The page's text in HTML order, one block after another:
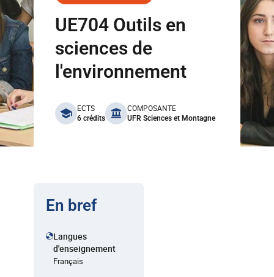
UE704 Outils en
sciences de
l'environnement
benefits
ECTS
6 crédits
COMPOSANTE
UFR Sciences et Montagne
En bref
Langues
d'enseignement
Français